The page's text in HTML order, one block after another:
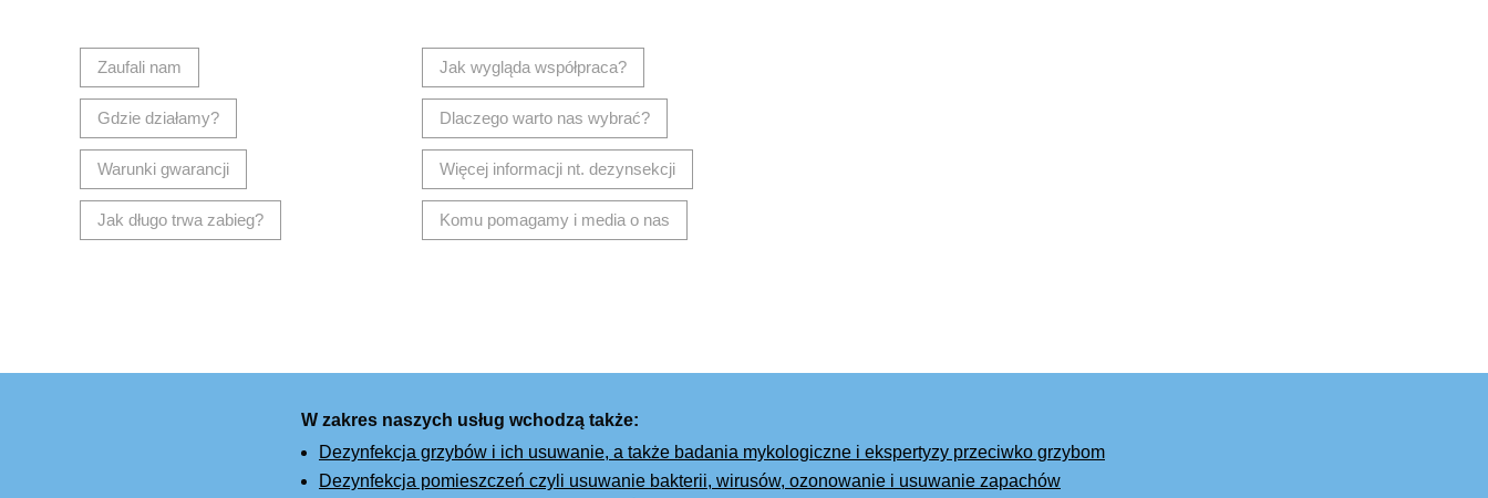
Zaufali nam
Gdzie działamy?
Warunki gwarancji
Jak długo trwa zabieg?
Jak wygląda współpraca?
Dlaczego warto nas wybrać?
Więcej informacji nt. dezynsekcji
Komu pomagamy i media o nas
W zakres naszych usług wchodzą także:
Dezynfekcja grzybów i ich usuwanie, a także badania mykologiczne i ekspertyzy przeciwko grzybom
Dezynfekcja pomieszczeń czyli usuwanie bakterii, wirusów, ozonowanie i usuwanie zapachów